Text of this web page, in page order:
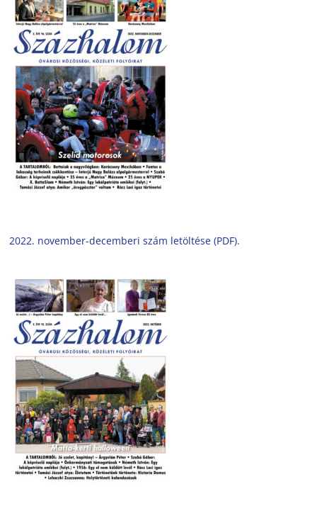
2022. november-decemberi szám letöltése (PDF).